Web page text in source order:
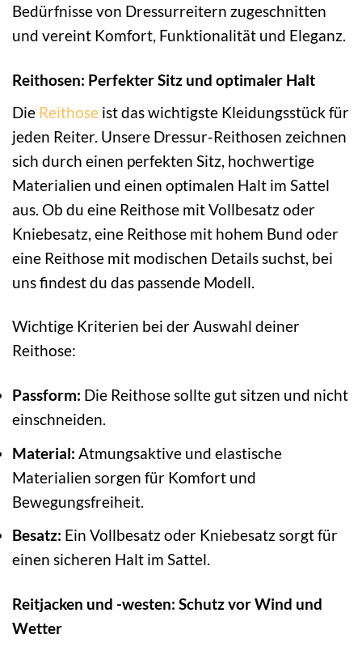
Bedürfnisse von Dressurreitern zugeschnitten
und vereint Komfort, Funktionalität und Eleganz.
Reithosen: Perfekter Sitz und optimaler Halt
Die Reithose ist das wichtigste Kleidungsstück für
jeden Reiter. Unsere Dressur-Reithosen zeichnen
sich durch einen perfekten Sitz, hochwertige
Materialien und einen optimalen Halt im Sattel
aus. Ob du eine Reithose mit Vollbesatz oder
Kniebesatz, eine Reithose mit hohem Bund oder
eine Reithose mit modischen Details suchst, bei
uns findest du das passende Modell.
Wichtige Kriterien bei der Auswahl deiner
Reithose:
Passform: Die Reithose sollte gut sitzen und nicht
einschneiden.
Material: Atmungsaktive und elastische
Materialien sorgen für Komfort und
Bewegungsfreiheit.
Besatz: Ein Vollbesatz oder Kniebesatz sorgt für
einen sicheren Halt im Sattel.
Reitjacken und -westen: Schutz vor Wind und
Wetter